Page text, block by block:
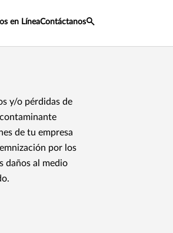
en LíneaContáctanos
y/o pérdidas de
de tu empresa
por los
daños al medio